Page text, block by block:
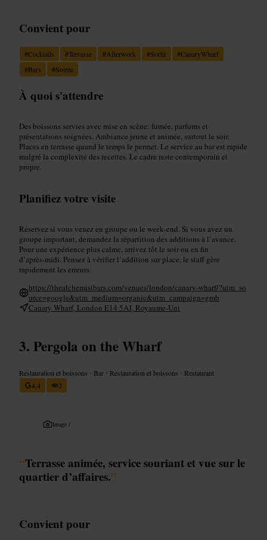
Convient pour
#Cocktails #Terrasse #Afterwork #Sortir #CanaryWharf
#Bars #Soirée
À quoi s'attendre
Des boissons servies avec mise en scène: fumée, parfums et
présentations soignées. Ambiance jeune et animée, surtout le soir.
Places en terrasse quand le temps le permet. Le service au bar est rapide
malgré la complexité des recettes. Le cadre reste contemporain et
propre.
Planifiez votre visite
Réservez si vous venez en groupe ou le week‑end. Si vous avez un
groupe important, demandez la répartition des additions à l’avance.
Pour une expérience plus calme, arrivez tôt le soir ou en fin
d’après‑midi. Pensez à vérifier l’addition sur place, le staff gère
rapidement les erreurs.
https://thealchemistbars.com/venues/london/canary-wharf/?utm_so
urce=google&utm_medium=organic&utm_campaign=gmb
Canary Wharf, London E14 5AJ, Royaume-Uni
Pergola on the Wharf
Restauration et boissons • Bar • Restauration et boissons • Restaurant
4,4
2
Image /
“Terrasse animée, service souriant et vue sur le
quartier d’affaires.”
Convient pour